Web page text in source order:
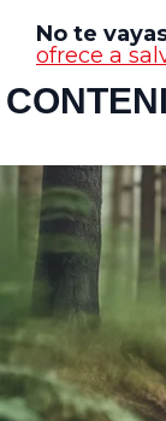
No te
ofrece a